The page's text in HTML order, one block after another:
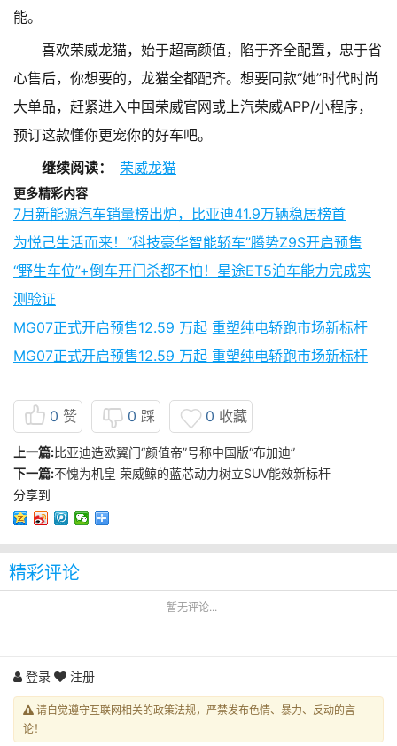
能。
喜欢荣威龙猫，始于超高颜值，陷于齐全配置，忠于省
心售后，你想要的，龙猫全都配齐。想要同款“她”时代时尚
大单品，赶紧进入中国荣威官网或上汽荣威APP/小程序，
预订这款懂你更宠你的好车吧。
继续阅读：
荣威龙猫
更多精彩内容
7月新能源汽车销量榜出炉，比亚迪41.9万辆稳居榜首
为悦己生活而来！“科技豪华智能轿车”腾势Z9S开启预售
“野生车位”+倒车开门杀都不怕！星途ET5泊车能力完成实
测验证
MG07正式开启预售12.59 万起 重塑纯电轿跑市场新标杆
MG07正式开启预售12.59 万起 重塑纯电轿跑市场新标杆
0 赞 0 踩 0 收藏
上一篇:比亚迪造欧翼门“颜值帝”号称中国版“布加迪”
下一篇:不愧为机皇 荣威鲸的蓝芯动力树立SUV能效新标杆
分享到
精彩评论
暂无评论...
登录 注册
请自觉遵守互联网相关的政策法规，严禁发布色情、暴力、反动的言
论！